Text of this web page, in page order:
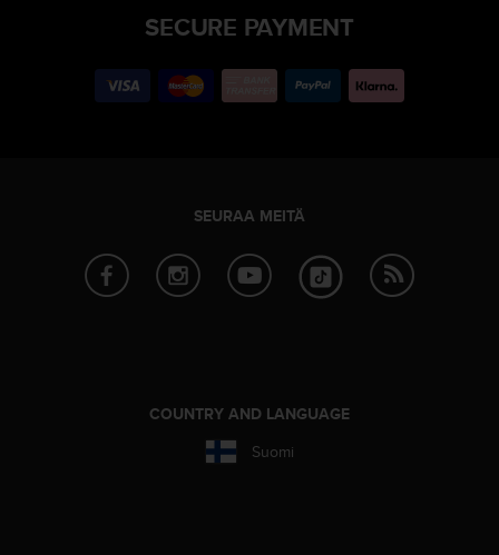
SECURE PAYMENT
SEURAA MEITÄ
COUNTRY AND LANGUAGE
Suomi